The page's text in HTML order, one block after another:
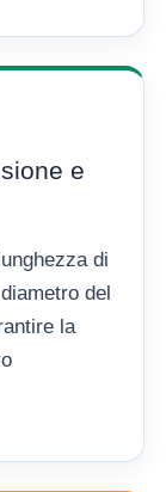
e
di
del
la